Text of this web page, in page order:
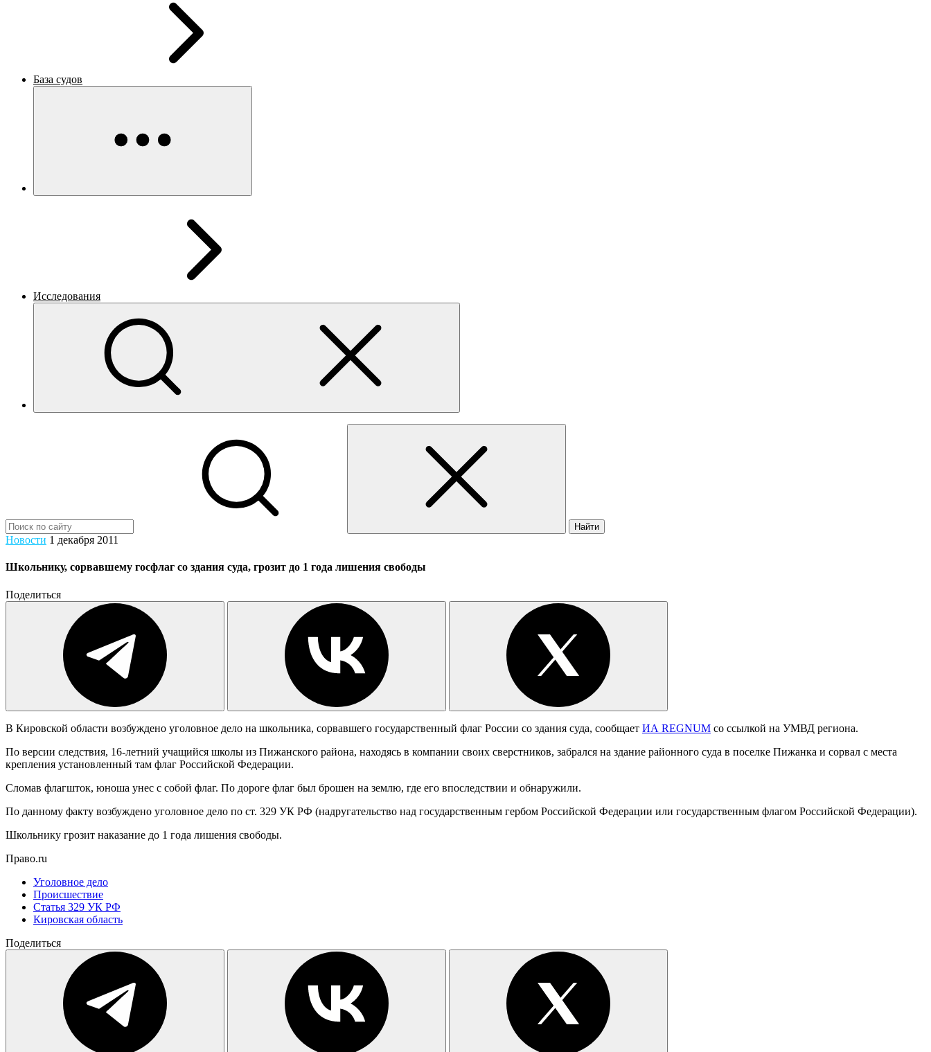
База судов
Исследования
Найти
Новости 1 декабря 2011
Школьнику, сорвавшему госфлаг со здания суда, грозит до 1 года лишения свободы
Поделиться
В Кировской области возбуждено уголовное дело на школьника, сорвавшего государственный флаг России со здания суда, сообщает ИА REGNUM со ссылкой на УМВД региона.
По версии следствия, 16-летний учащийся школы из Пижанского района, находясь в компании своих сверстников, забрался на здание районного суда в поселке Пижанка и сорвал с места
крепления установленный там флаг Российской Федерации.
Сломав флагшток, юноша унес с собой флаг. По дороге флаг был брошен на землю, где его впоследствии и обнаружили.
По данному факту возбуждено уголовное дело по ст. 329 УК РФ (надругательство над государственным гербом Российской Федерации или государственным флагом Российской Федерации).
Школьнику грозит наказание до 1 года лишения свободы.
Право.ru
Уголовное дело
Происшествие
Статья 329 УК РФ
Кировская область
Поделиться